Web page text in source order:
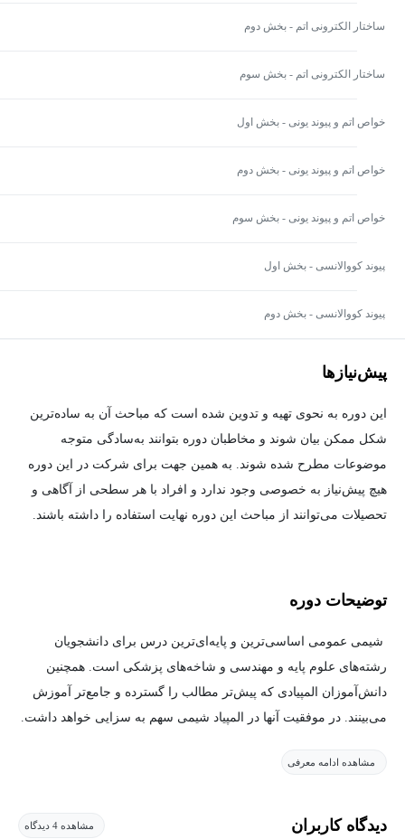
ساختار الکترونی اتم - بخش دوم
ساختار الکترونی اتم - بخش سوم
خواص اتم و پیوند یونی - بخش اول
خواص اتم و پیوند یونی - بخش دوم
خواص اتم و پیوند یونی - بخش سوم
پیوند کووالانسی - بخش اول
پیوند کووالانسی - بخش دوم
پیش‌نیاز‌ها
این دوره به نحوی تهیه و تدوین شده است که مباحث آن به ساده‌ترین
شکل ممکن بیان شوند و مخاطبان دوره بتوانند به‌سادگی متوجه
موضوعات مطرح شده شوند. به همین جهت برای شرکت در این دوره
هیچ پیش‌نیاز به خصوصی وجود ندارد و افراد با هر سطحی از آگاهی و
تحصیلات می‌توانند از مباحث این دوره نهایت استفاده را داشته باشند.
توضیحات دوره
شیمی عمومی اساسی‌ترین و پایه‌ای‌ترین درس برای دانشجویان
رشته‌های علوم پایه و مهندسی و شاخه‌های پزشکی است. همچنین
دانش‌آموزان المپیادی که پیش‌تر مطالب را گسترده و جامع‌تر آموزش
می‌بینند. در موفقیت آنها در المپیاد شیمی سهم به سزایی خواهد داشت.
انواع مواد در مقیاس صنعتی دانستن پایه شیمی و ساختار مواد بسیار
کلان به اطلاعات شیمیایی یک عنصر نیاز مبرم دارند.
مشاهده ادامه معرفی
دیدگاه کاربران مشاهده 4 دیدگاه